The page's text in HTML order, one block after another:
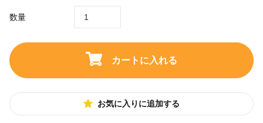
数量
カートに入れる
お気に入りに追加する